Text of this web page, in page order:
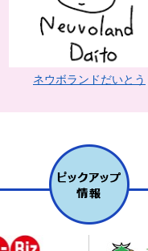
ネウボランドだいとう